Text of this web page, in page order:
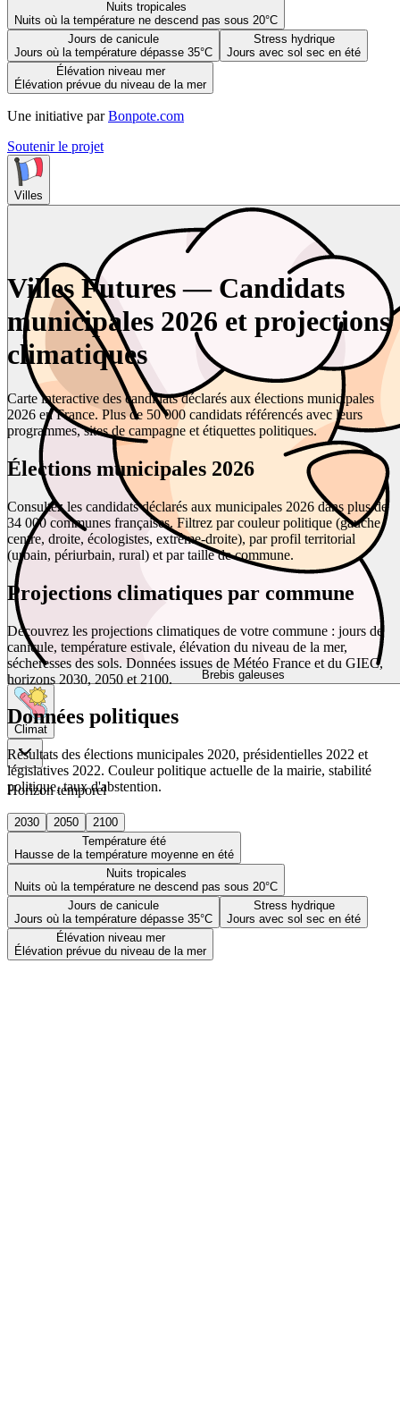
Nuits tropicales
Nuits où la température ne descend pas sous 20°C
Jours de canicule
Jours où la température dépasse 35°C
Stress hydrique
Jours avec sol sec en été
Élévation niveau mer
Élévation prévue du niveau de la mer
Une initiative par Bonpote.com
Soutenir le projet
Villes
Brebis galeuses
Climat
Horizon temporel
2030 2050
2100
Température été
Hausse de la température moyenne en été
Nuits tropicales
Nuits où la température ne descend pas sous 20°C
Jours de canicule
Jours où la température dépasse 35°C
Stress hydrique
Jours avec sol sec en été
Élévation niveau mer
Élévation prévue du niveau de la mer
Villes Futures — Candidats
municipales 2026 et projections
climatiques
Carte interactive des candidats déclarés aux élections municipales
2026 en France. Plus de 50 000 candidats référencés avec leurs
programmes, sites de campagne et étiquettes politiques.
Élections municipales 2026
Consultez les candidats déclarés aux municipales 2026 dans plus de
34 000 communes françaises. Filtrez par couleur politique (gauche,
centre, droite, écologistes, extrême-droite), par profil territorial
(urbain, périurbain, rural) et par taille de commune.
Projections climatiques par commune
Découvrez les projections climatiques de votre commune : jours de
canicule, température estivale, élévation du niveau de la mer,
sécheresses des sols. Données issues de Météo France et du GIEC,
horizons 2030, 2050 et 2100.
Données politiques
Résultats des élections municipales 2020, présidentielles 2022 et
législatives 2022. Couleur politique actuelle de la mairie, stabilité
politique, taux d'abstention.